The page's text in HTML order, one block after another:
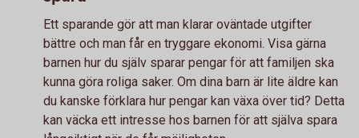
Ett sparande gör att man klarar oväntade utgifter
bättre och man får en tryggare ekonomi. Visa gärna
barnen hur du själv sparar pengar för att familjen ska
kunna göra roliga saker. Om dina barn är lite äldre kan
du kanske förklara hur pengar kan växa över tid? Detta
kan väcka ett intresse hos barnen för att själva spara